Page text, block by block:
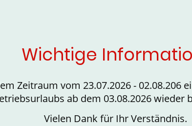
Wichtige
Zeitraum vom 23.07.2026 - 02.08.206
ab dem 03.08.2026 wieder
Vielen Dank für Ihr Verständnis.